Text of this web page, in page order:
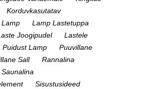
Korduvkasutatav
Lamp
Lamp Lastetuppa
Joogipudel
Lastele
Puidust Lamp
Puuvillane
Sall
Rannalina
Saunalina
Sisustusideed